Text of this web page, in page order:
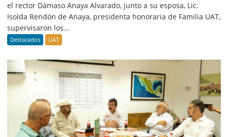
el rector Dámaso Anaya Alvarado, junto a su esposa, Lic.
Isolda Rendón de Anaya, presidenta honoraria de Familia UAT,
supervisaron los...
Destacados UAT